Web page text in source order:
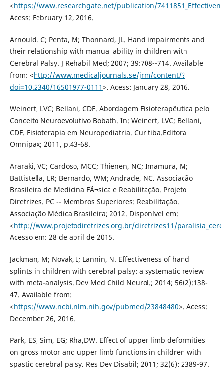
<https://www.researchgate.net/publication/
Acess: February 12, 2016.
Arnould, C; Penta, M; Thonnard, JL. Hand impairments and
their relationship with manual ability in children with
Cerebral Palsy. J Rehabil Med; 2007; 39:708--714. Available
from: <http://www.medicaljournals.se/jrm/content/?
doi=10.2340/16501977-0111>. Acess: January 28, 2016.
Weinert, LVC; Bellani, CDF. Abordagem Fisioterapêutica pelo
Conceito Neuroevolutivo Bobath. In: Weinert, LVC; Bellani,
CDF. Fisioterapia em Neuropediatria. Curitiba.Editora
Omnipax; 2011, p.43-68.
Araraki, VC; Cardoso, MCC; Thienen, NC; Imamura, M;
Battistella, LR; Bernardo, WM; Andrade, NC. Associação
Brasileira de Medicina FÃ¬sica e Reabilitação. Projeto
Diretrizes. PC -- Membros Superiores: Reabilitação.
Associação Médica Brasileira; 2012. Disponível em:
<http://www.projetodiretrizes.org.br/diretrizes11/
Acesso em: 28 de abril de 2015.
Jackman, M; Novak, I; Lannin, N. Effectiveness of hand
splints in children with cerebral palsy: a systematic review
with meta-analysis. Dev Med Child Neurol.; 2014; 56(2):138-
47. Available from:
<https://www.ncbi.nlm.nih.gov/pubmed/23848480>. Acess:
December 26, 2016.
Park, ES; Sim, EG; Rha,DW. Effect of upper limb deformities
on gross motor and upper limb functions in children with
spastic cerebral palsy. Res Dev Disabil; 2011; 32(6): 2389-97.